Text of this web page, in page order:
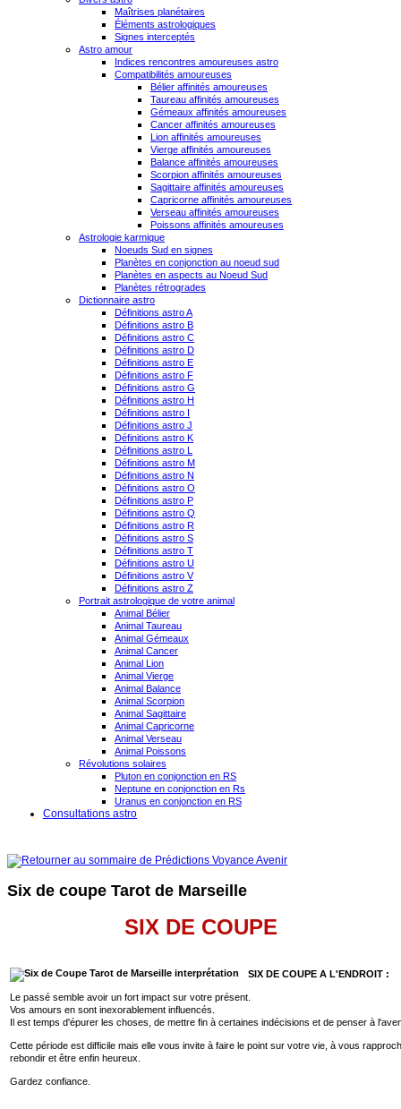
Maîtrises planétaires
Éléments astrologiques
Signes interceptés
Astro amour
Indices rencontres amoureuses astro
Compatibilités amoureuses
Bélier affinités amoureuses
Taureau affinités amoureuses
Gémeaux affinités amoureuses
Cancer affinités amoureuses
Lion affinités amoureuses
Vierge affinités amoureuses
Balance affinités amoureuses
Scorpion affinités amoureuses
Sagittaire affinités amoureuses
Capricorne affinités amoureuses
Verseau affinités amoureuses
Poissons affinités amoureuses
Astrologie karmique
Noeuds Sud en signes
Planètes en conjonction au noeud sud
Planètes en aspects au Noeud Sud
Planètes rétrogrades
Dictionnaire astro
Définitions astro A
Définitions astro B
Définitions astro C
Définitions astro D
Définitions astro E
Définitions astro F
Définitions astro G
Définitions astro H
Définitions astro I
Définitions astro J
Définitions astro K
Définitions astro L
Définitions astro M
Définitions astro N
Définitions astro O
Définitions astro P
Définitions astro Q
Définitions astro R
Définitions astro S
Définitions astro T
Définitions astro U
Définitions astro V
Définitions astro Z
Portrait astrologique de votre animal
Animal Bélier
Animal Taureau
Animal Gémeaux
Animal Cancer
Animal Lion
Animal Vierge
Animal Balance
Animal Scorpion
Animal Sagittaire
Animal Capricorne
Animal Verseau
Animal Poissons
Révolutions solaires
Pluton en conjonction en RS
Neptune en conjonction en Rs
Uranus en conjonction en RS
Consultations astro
Six de coupe Tarot de Marseille
SIX DE COUPE
SIX DE COUPE A L'ENDROIT :
Le passé semble avoir un fort impact sur votre présent.
Vos amours en sont inexorablement influencés.
Il est temps d'épurer les choses, de mettre fin à certaines indécisions et de penser à
Cette période est difficile mais elle vous invite à faire le point sur votre vie, à vous
rebondir et être enfin heureux.
Gardez confiance.